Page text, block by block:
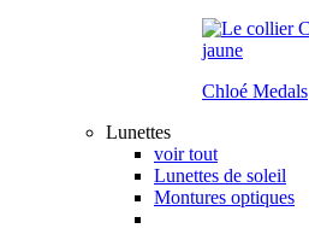
Chloé Medals
Lunettes
voir tout
Lunettes de soleil
Montures optiques